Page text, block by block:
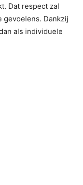
Dat respect zal
gevoelens. Dankzij
als individuele